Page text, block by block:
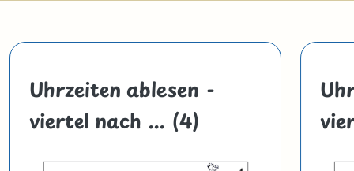
Uhrzeiten ablesen -
viertel nach ... (4)